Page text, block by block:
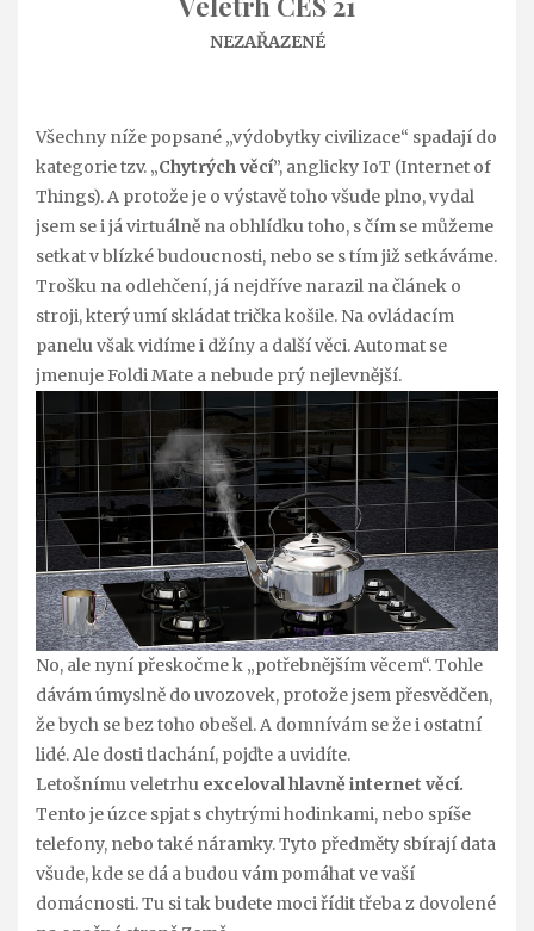
NEZAŘAZENÉ
Všechny níže popsané „výdobytky civilizace“ spadají do
kategorie tzv. „Chytrých věcí”, anglicky IoT (Internet of
Things). A protože je o výstavě toho všude plno, vydal
jsem se i já virtuálně na obhlídku toho, s čím se můžeme
setkat v blízké budoucnosti, nebo se s tím již setkáváme.
Trošku na odlehčení, já nejdříve narazil na článek o
stroji, který umí skládat trička košile. Na ovládacím
panelu však vidíme i džíny a další věci. Automat se
jmenuje Foldi Mate a nebude prý nejlevnější.
No, ale nyní přeskočme k „potřebnějším věcem“. Tohle
dávám úmyslně do uvozovek, protože jsem přesvědčen,
že bych se bez toho obešel. A domnívám se že i ostatní
lidé. Ale dosti tlachání, pojďte a uvidíte.
Letošnímu veletrhu exceloval hlavně internet věcí.
Tento je úzce spjat s chytrými hodinkami, nebo spíše
telefony, nebo také náramky. Tyto předměty sbírají data
všude, kde se dá a budou vám pomáhat ve vaší
domácnosti. Tu si tak budete moci řídit třeba z dovolené